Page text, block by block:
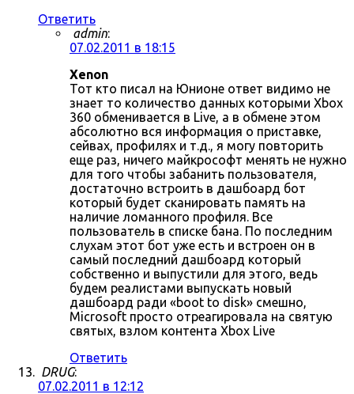
Ответить
admin:
07.02.2011 в 18:15
Xenon
Тот кто писал на Юнионе ответ видимо не
знает то количество данных которыми Xbox
360 обменивается в Live, а в обмене этом
абсолютно вся информация о приставке,
сейвах, профилях и т.д., я могу повторить
еще раз, ничего майкрософт менять не нужно
для того чтобы забанить пользователя,
достаточно встроить в дашбоард бот
который будет сканировать память на
наличие ломанного профиля. Все
пользователь в списке бана. По последним
слухам этот бот уже есть и встроен он в
самый последний дашбоард который
собственно и выпустили для этого, ведь
будем реалистами выпускать новый
дашбоард ради «boot to disk» смешно,
Microsoft просто отреагировала на святую
святых, взлом контента Xbox Live
Ответить
DRUG:
07.02.2011 в 12:12